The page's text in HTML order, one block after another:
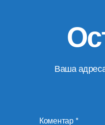
Ваша
Коментар*